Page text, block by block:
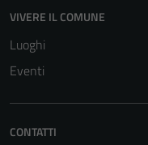
VIVERE IL COMUNE
Luoghi
Eventi
CONTATTI